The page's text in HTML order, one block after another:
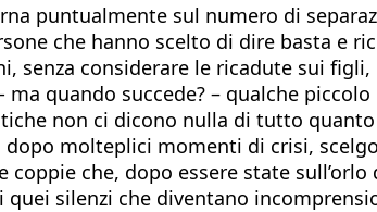
puntualmente sul numero di
che hanno scelto di dire basta e
senza considerare le ricadute sui
quando succede? – qualche
non ci dicono nulla di tutto quanto
molteplici momenti di crisi,
che, dopo essere state
silenzi che diventano